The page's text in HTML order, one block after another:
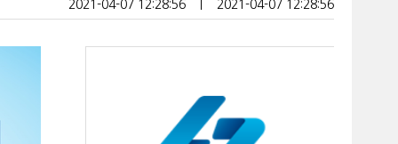
2021-04-07 12:28:56 2021-04-07 12:28:56